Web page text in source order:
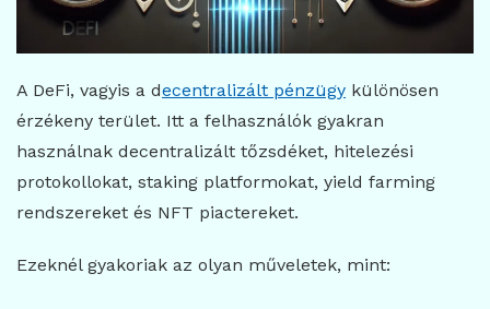
A DeFi, vagyis a decentralizált pénzügy különösen
érzékeny terület. Itt a felhasználók gyakran
használnak decentralizált tőzsdéket, hitelezési
protokollokat, staking platformokat, yield farming
rendszereket és NFT piactereket.
Ezeknél gyakoriak az olyan műveletek, mint: